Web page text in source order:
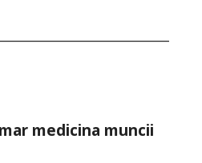
medicina muncii